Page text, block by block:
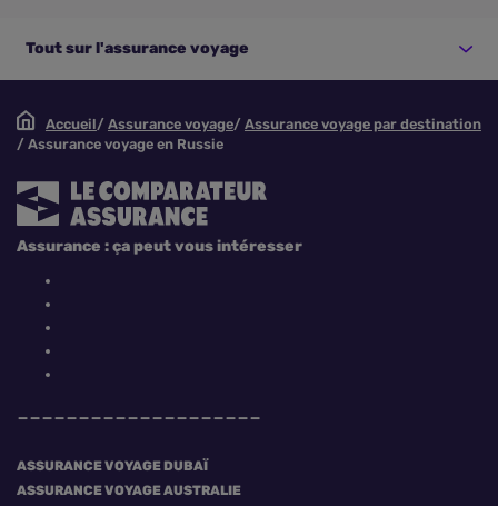
Tout sur l'assurance voyage
Accueil Assurance voyage
Assurance voyage par destination
Assurance voyage en Russie
ASSURANCE VOYAGE DUBAÏ
ASSURANCE VOYAGE AUSTRALIE
Assurance : ça peut vous intéresser